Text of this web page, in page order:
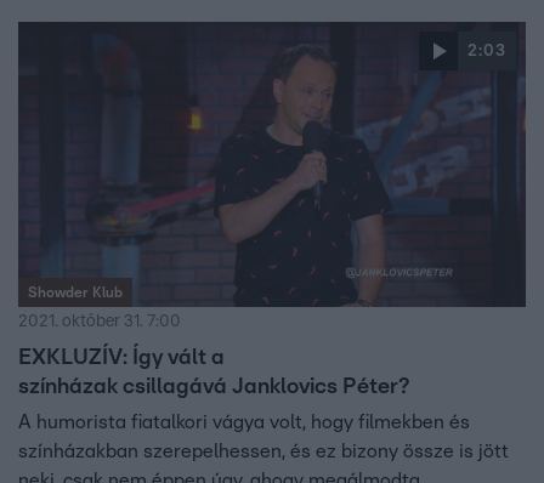
2:03
Showder Klub
2021. október 31. 7:00
EXKLUZÍV: Így vált a
színházak csillagává Janklovics Péter?
A humorista fiatalkori vágya volt, hogy filmekben és
színházakban szerepelhessen, és ez bizony össze is jött